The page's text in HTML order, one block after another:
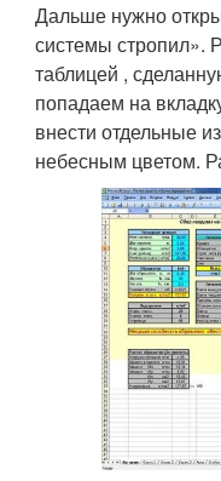
Дальше нужно
системы стропил».
таблицей ,
попадаем на
внести отдельные
небесным цветом.